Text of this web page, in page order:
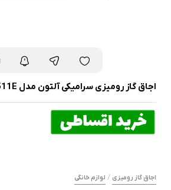
اجاق گاز رومیزی سرامیکی آلتون مدل C511E
اجاق گاز رومیزی / لوازم خانگی